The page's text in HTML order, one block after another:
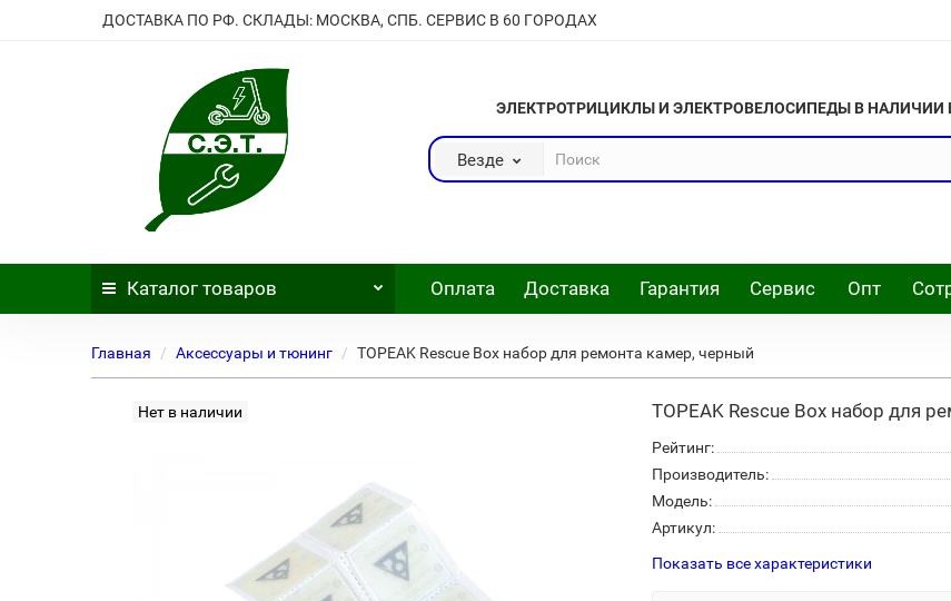
ДОСТАВКА ПО РФ. СКЛАДЫ: МОСКВА, СПБ. СЕРВИС В 60 ГОРОДАХ
ЭЛЕКТРОТРИЦИКЛЫ И ЭЛЕКТРОВЕЛОСИПЕДЫ В НАЛИЧИИ
Везде
Каталог товаров Оплата Доставка Гарантия Сервис Опт
Главная Аксессуары и тюнинг TOPEAK Rescue Box набор для ремонта камер, черный
Нет в наличии TOPEAK Rescue Box набор для
Рейтинг:
Производитель:
Модель:
Артикул:
Показать все характеристики